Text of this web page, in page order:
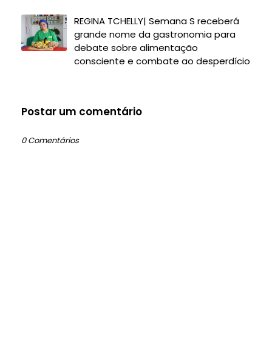
REGINA TCHELLY| Semana S receberá
grande nome da gastronomia para
debate sobre alimentação
consciente e combate ao desperdício
Postar um comentário
0 Comentários